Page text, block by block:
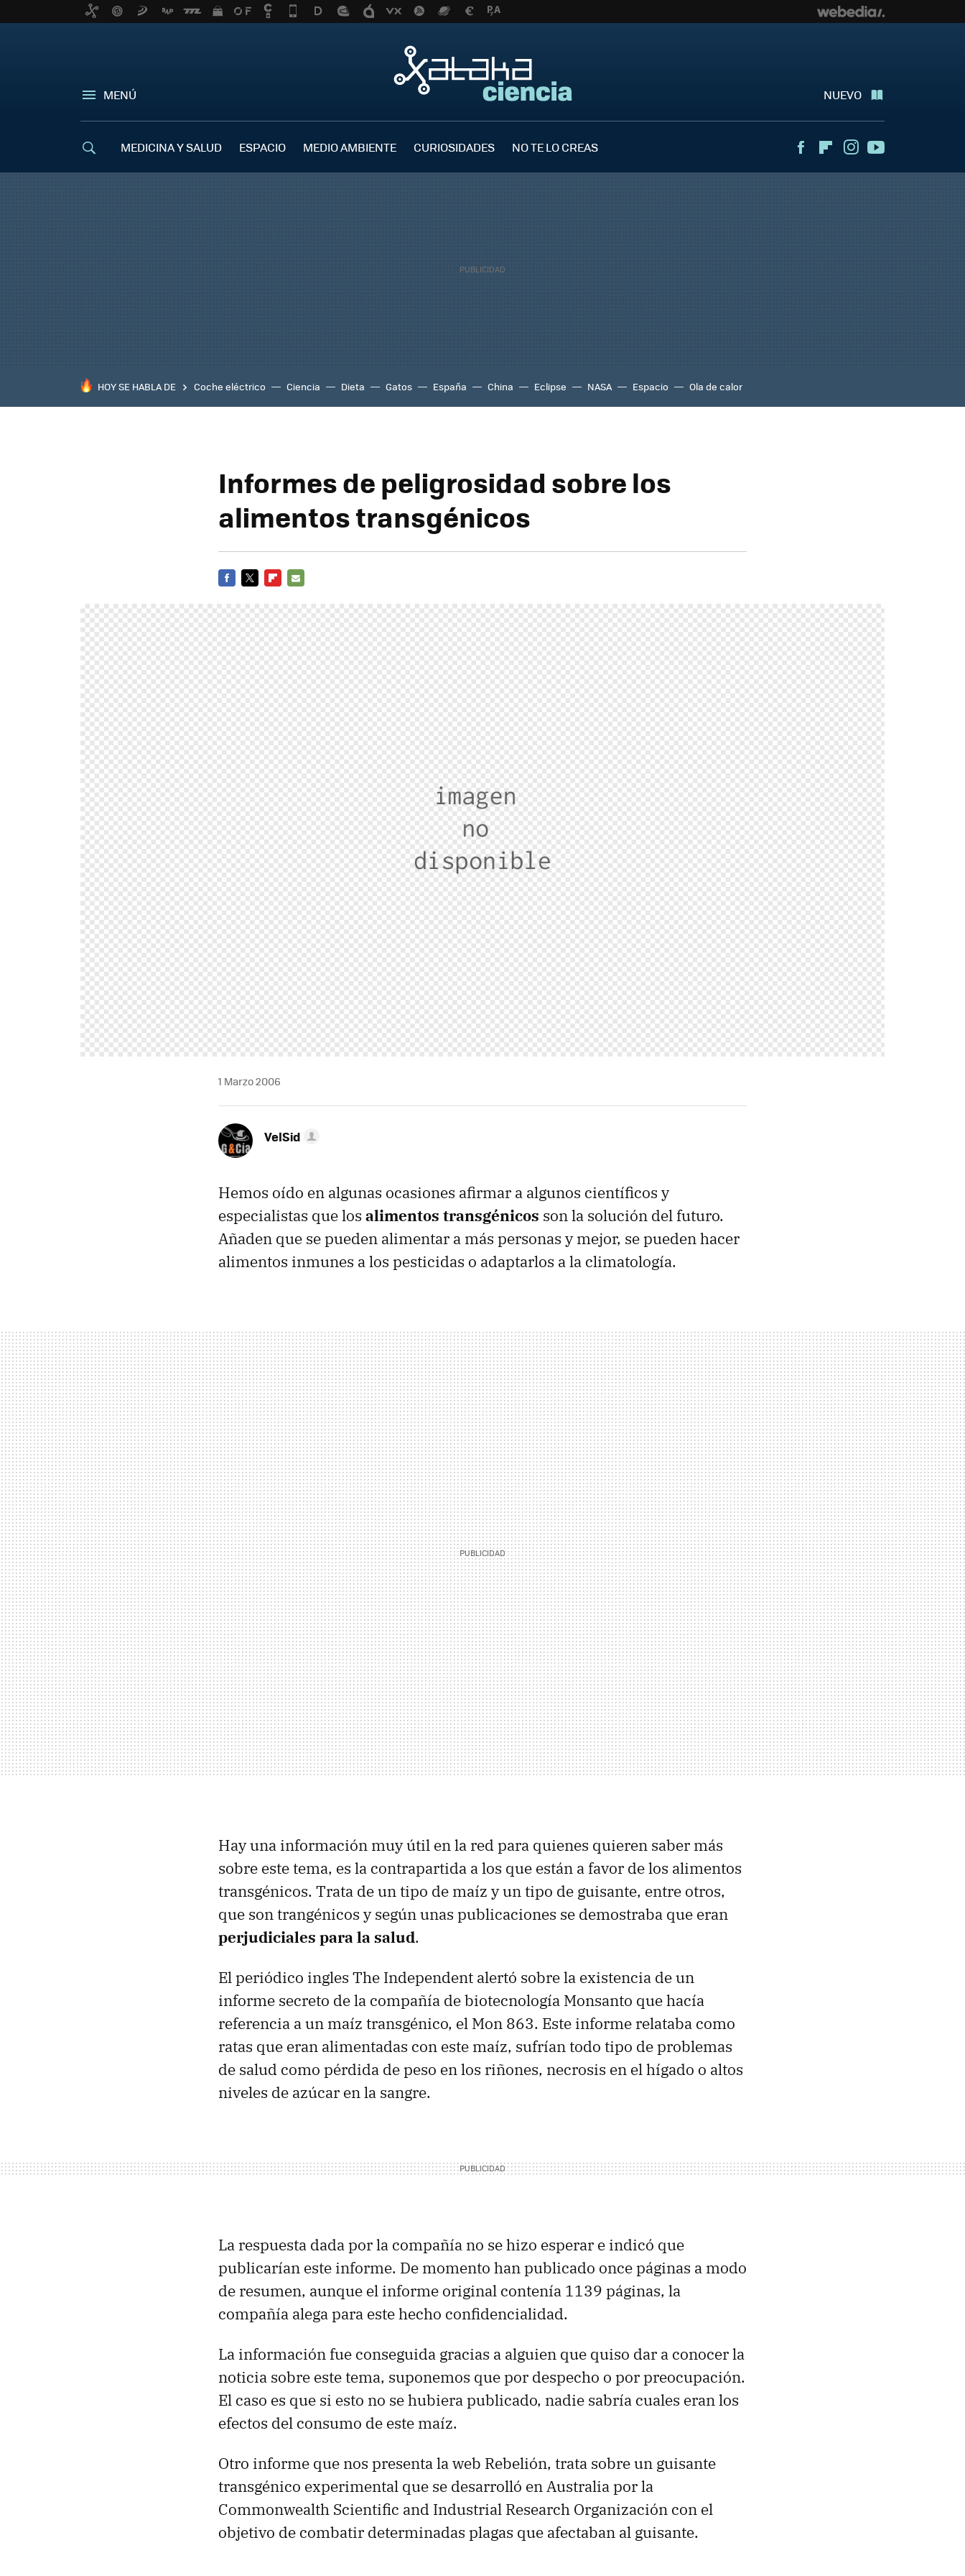
MENÚ NUEVO
MEDICINA Y SALUD ESPACIO MEDIO AMBIENTE CURIOSIDADES NO TE LO CREAS FacebookFlipboardInstagram
HOY SE HABLA DE Coche eléctrico Ciencia Dieta Gatos España China Eclipse NASA Espacio Ola de calor
Informes de peligrosidad sobre los
alimentos transgénicos
1 Marzo 2006
VelSid
Hemos oído en algunas ocasiones afirmar a algunos científicos y
especialistas que los alimentos transgénicos son la solución del futuro.
Añaden que se pueden alimentar a más personas y mejor, se pueden hacer
alimentos inmunes a los pesticidas o adaptarlos a la climatología.
Hay una información muy útil en la red para quienes quieren saber más
sobre este tema, es la contrapartida a los que están a favor de los alimentos
transgénicos. Trata de un tipo de maíz y un tipo de guisante, entre otros,
que son trangénicos y según unas publicaciones se demostraba que eran
perjudiciales para la salud.
El periódico ingles The Independent alertó sobre la existencia de un
informe secreto de la compañía de biotecnología Monsanto que hacía
referencia a un maíz transgénico, el Mon 863. Este informe relataba como
ratas que eran alimentadas con este maíz, sufrían todo tipo de problemas
de salud como pérdida de peso en los riñones, necrosis en el hígado o altos
niveles de azúcar en la sangre.
La respuesta dada por la compañía no se hizo esperar e indicó que
publicarían este informe. De momento han publicado once páginas a modo
de resumen, aunque el informe original contenía 1139 páginas, la
compañía alega para este hecho confidencialidad.
La información fue conseguida gracias a alguien que quiso dar a conocer la
noticia sobre este tema, suponemos que por despecho o por preocupación.
El caso es que si esto no se hubiera publicado, nadie sabría cuales eran los
efectos del consumo de este maíz.
Otro informe que nos presenta la web Rebelión, trata sobre un guisante
transgénico experimental que se desarrolló en Australia por la
Commonwealth Scientific and Industrial Research Organización con el
objetivo de combatir determinadas plagas que afectaban al guisante.